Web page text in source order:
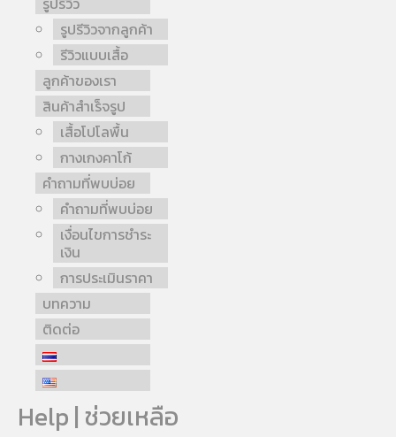
รูปรีวิวจากลูกค้า
รีวิวแบบเสื้อ
ลูกค้าของเรา
สินค้าสำเร็จรูป
เสื้อโปโลพื้น
กางเกงคาโก้
คำถามที่พบบ่อย
คำถามที่พบบ่อย
เงื่อนไขการชำระ
เงิน
การประเมินราคา
บทความ
ติดต่อ
Help | ช่วยเหลือ